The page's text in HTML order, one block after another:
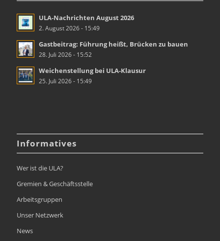
ULA-Nachrichten August 2026
2. August 2026 - 15:49
Gastbeitrag: Führung heißt, Brücken zu bauen
28. Juli 2026 - 15:52
Weichenstellung bei ULA-Klausur
25. Juli 2026 - 15:49
Informatives
Wer ist die ULA?
Gremien & Geschäftsstelle
Arbeitsgruppen
Unser Netzwerk
News